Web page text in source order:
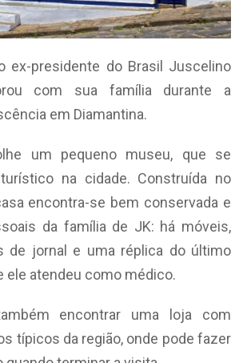
ex-presidente do Brasil Juscelino
com sua família durante a
em Diamantina.
um pequeno museu, que se
na cidade. Construída no
encontra-se bem conservada e
da família de JK: há móveis,
de jornal e uma réplica do último
ele atendeu como médico.
encontrar uma loja com
típicos da região, onde pode fazer